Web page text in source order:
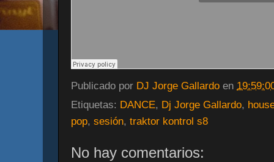
Publicado por DJ Jorge Gallardo en
Etiquetas: DANCE, Dj Jorge Gallardo,
pop, sesión, traktor kontrol s8
No hay comentarios: